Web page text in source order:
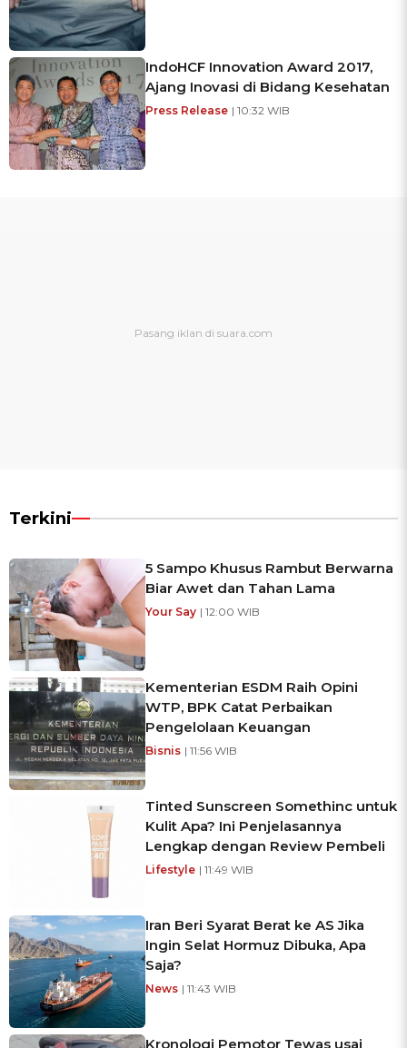
IndoHCF Innovation Award 2017,
Ajang Inovasi di Bidang Kesehatan
Press Release | 10:32 WIB
Terkini
5 Sampo Khusus Rambut Berwarna
Biar Awet dan Tahan Lama
Your Say | 12:00 WIB
Kementerian ESDM Raih Opini
WTP, BPK Catat Perbaikan
Pengelolaan Keuangan
Bisnis | 11:56 WIB
Tinted Sunscreen Somethinc untuk
Kulit Apa? Ini Penjelasannya
Lengkap dengan Review Pembeli
Lifestyle | 11:49 WIB
Iran Beri Syarat Berat ke AS Jika
Ingin Selat Hormuz Dibuka, Apa
Saja?
News | 11:43 WIB
Kronologi Pemotor Tewas usai